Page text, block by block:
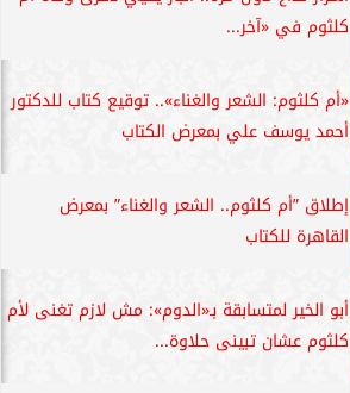
كلثوم في «آخر...
«أم كلثوم: الشعر والغناء».. توقيع كتاب للدكتور
أحمد يوسف علي بمعرض الكتاب
إطلاق ”أم كلثوم.. الشعر والغناء” بمعرض
القاهرة للكتاب
أبو الخير لمتسابقة بـ«الدوم»: مش لازم تغنى لأم
كلثوم عشان تبينى حلاوة...